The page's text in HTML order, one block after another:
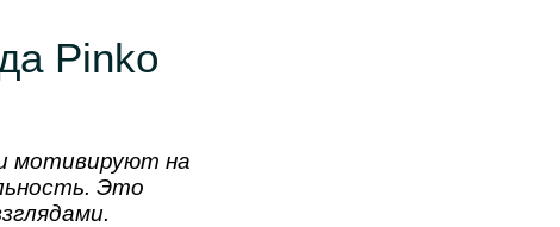
Pinko
мотивируют на
Это